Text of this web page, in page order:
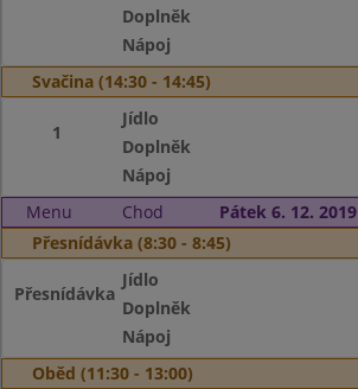
Doplněk
Nápoj
Svačina (14:30 - 14:45)
1
Jídlo
Doplněk
Nápoj
Menu
Chod
Pátek 6. 12. 2019
Přesnídávka (8:30 - 8:45)
Přesnídávka
Jídlo
Doplněk
Nápoj
Oběd (11:30 - 13:00)